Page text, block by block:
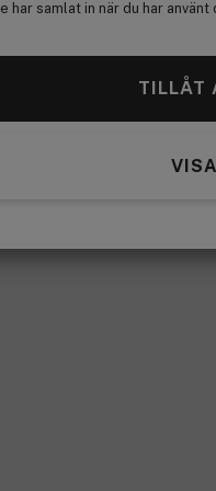
har samlat in när du har
TILLÅT